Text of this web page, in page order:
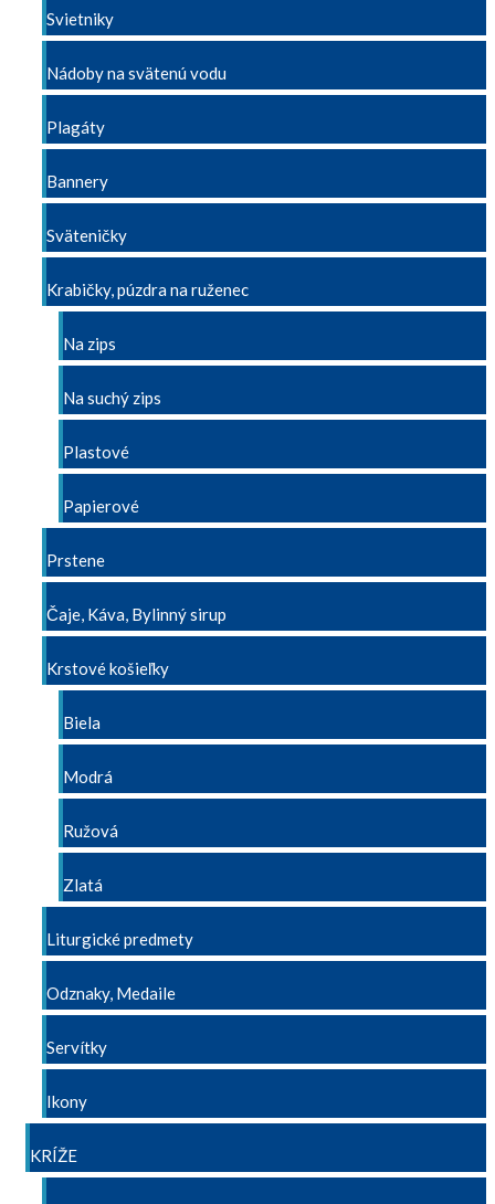
Svietniky
Nádoby na svätenú vodu
Plagáty
Bannery
Sväteničky
Krabičky, púzdra na ruženec
Na zips
Na suchý zips
Plastové
Papierové
Prstene
Čaje, Káva, Bylinný sirup
Krstové košieľky
Biela
Modrá
Ružová
Zlatá
Liturgické predmety
Odznaky, Medaile
Servítky
Ikony
KRÍŽE